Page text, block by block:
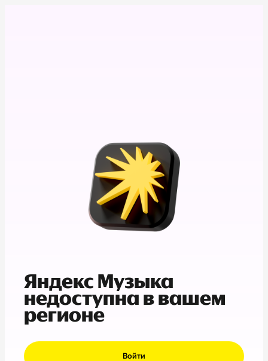
Яндекс Музыка
недоступна в вашем
регионе
Войти